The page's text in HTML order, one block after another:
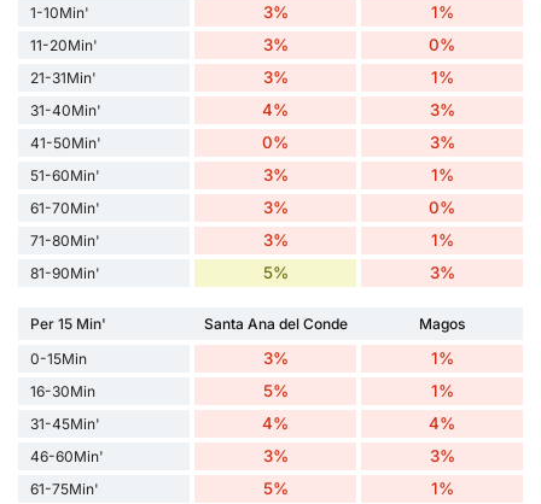
1-10Min'
3% 1%
11-20Min' 3% 0%
21-31Min' 3% 1%
31-40Min' 4% 3%
41-50Min' 0% 3%
51-60Min' 3% 1%
61-70Min' 3% 0%
71-80Min' 3% 1%
81-90Min' 5% 3%
Per 15 Min' Santa Ana del Conde
Magos
0-15Min
3% 1%
16-30Min 5% 1%
31-45Min' 4% 4%
46-60Min' 3% 3%
61-75Min' 5% 1%